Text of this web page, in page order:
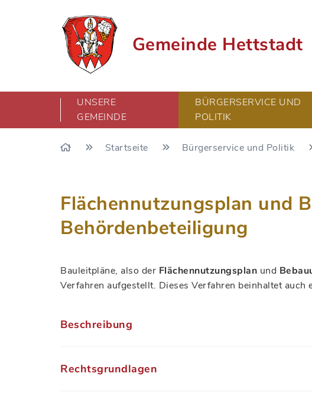
Gemeinde Hettstadt
UNSERE
GEMEINDE
BÜRGERSERVICE UND
POLITIK
Startseite Bürgerservice und Politik
Flächennutzungsplan und
Behördenbeteiligung
Bauleitpläne, also der Flächennutzungsplan und
Verfahren aufgestellt. Dieses Verfahren beinhaltet auch
Beschreibung
Rechtsgrundlagen